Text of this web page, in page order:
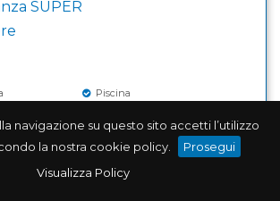
navigazione su questo sito accetti l’utilizzo
la nostra cookie policy.
Prosegui
Visualizza Policy
SUPER
Piscina
Aria Condizionata
Biberoneria